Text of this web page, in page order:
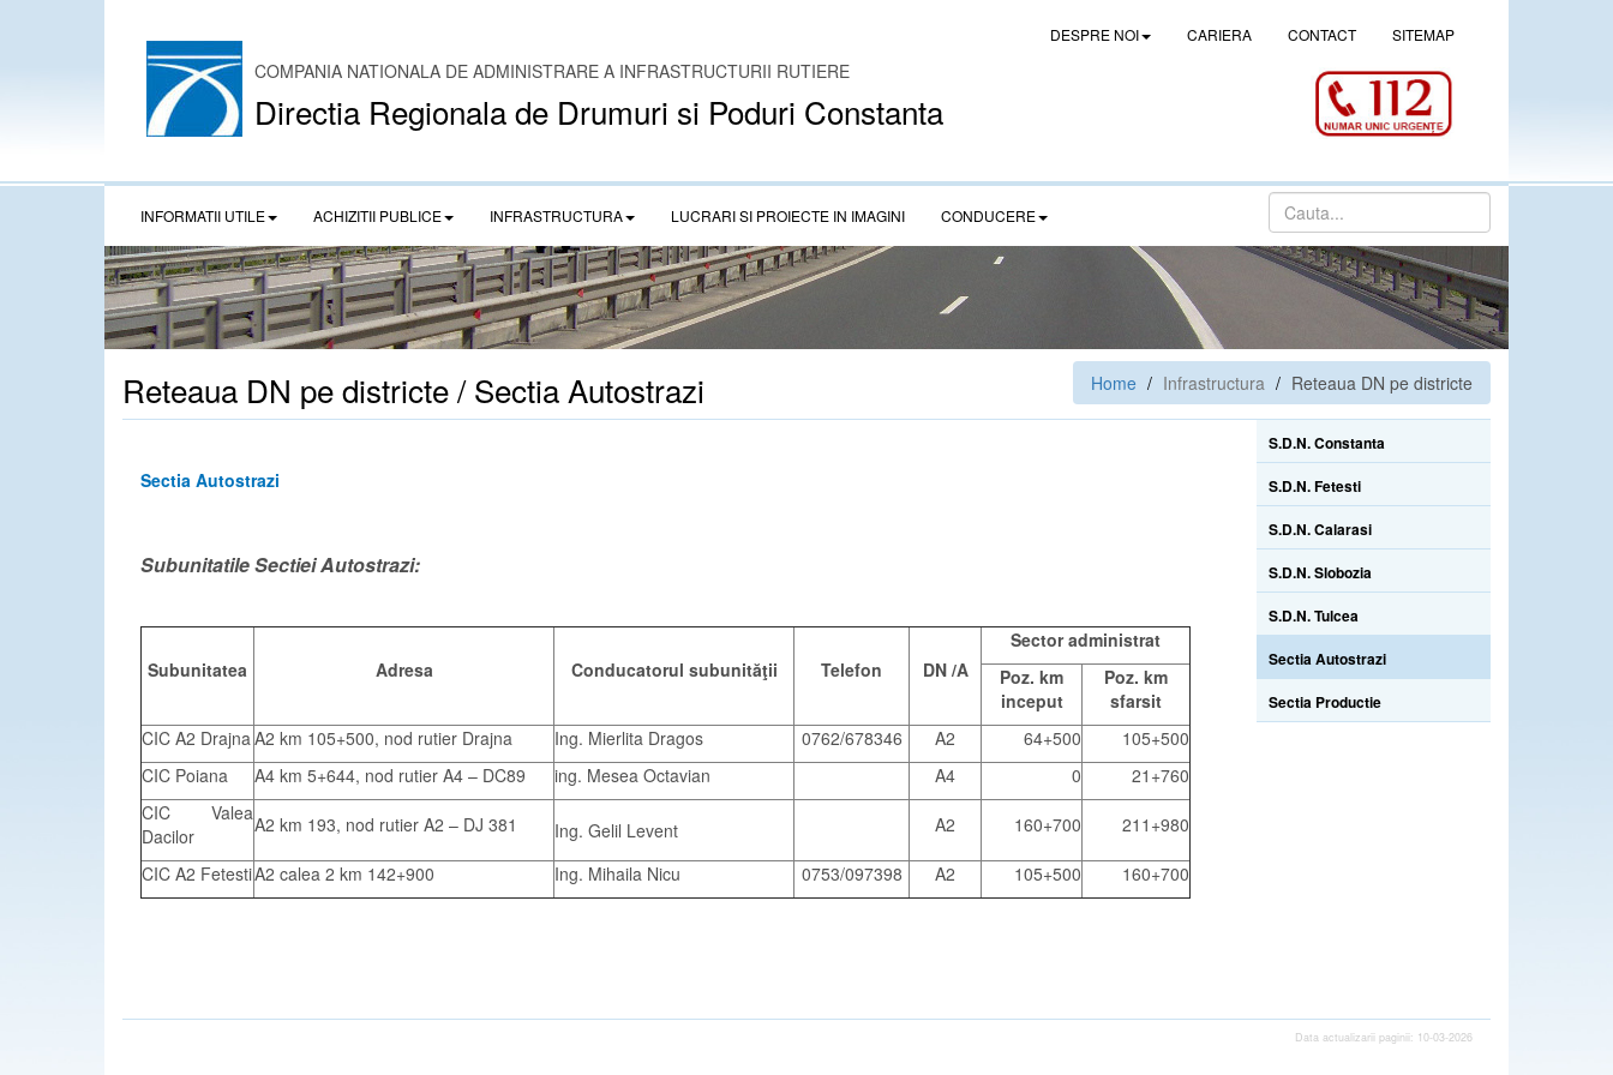
DESPRE NOI CARIERA CONTACT SITEMAP
COMPANIA NATIONALA DE ADMINISTRARE A INFRASTRUCTURII RUTIERE
Directia Regionala de Drumuri si Poduri Constanta
INFORMATII UTILE ACHIZITII PUBLICE INFRASTRUCTURA LUCRARI SI PROIECTE IN IMAGINI CONDUCERE
Reteaua DN pe districte / Sectia Autostrazi Home Infrastructura Reteaua DN pe districte
S.D.N. Constanta
S.D.N. Fetesti
S.D.N. Calarasi
S.D.N. Slobozia
S.D.N. Tulcea
Sectia Autostrazi
Sectia Productie
Sectia Autostrazi
Subunitatile Sectiei Autostrazi:
Subunitatea Adresa Conducatorul subunităţii Telefon DN /A
Sector administrat
Poz. km
inceput
Poz. km
sfarsit
CIC A2 DrajnaA2 km 105+500, nod rutier Drajna Ing. Mierlita Dragos 0762/678346 A2 64+500
105+500
CIC Poiana
A4 km 5+644, nod rutier A4 – DC89 ing. Mesea Octavian A4 0
21+760
CIC Valea
Dacilor
A2 km 193, nod rutier A2 – DJ 381 Ing. Gelil Levent A2 160+700 211+980
CIC A2 FetestiA2 calea 2 km 142+900 Ing. Mihaila Nicu 0753/097398 A2 105+500 160+700
Data actualizarii paginii: 10-03-2026